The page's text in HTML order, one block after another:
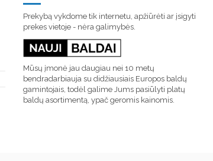
Prekybą vykdome tik internetu, apžiūrėti ar įsigyti
prekes vietoje - nėra galimybės.
Mūsų įmonė jau daugiau nei 10 metų
bendradarbiauja su didžiausiais Europos baldų
gamintojais, todėl galime Jums pasiūlyti platų
baldų asortimentą, ypač geromis kainomis.